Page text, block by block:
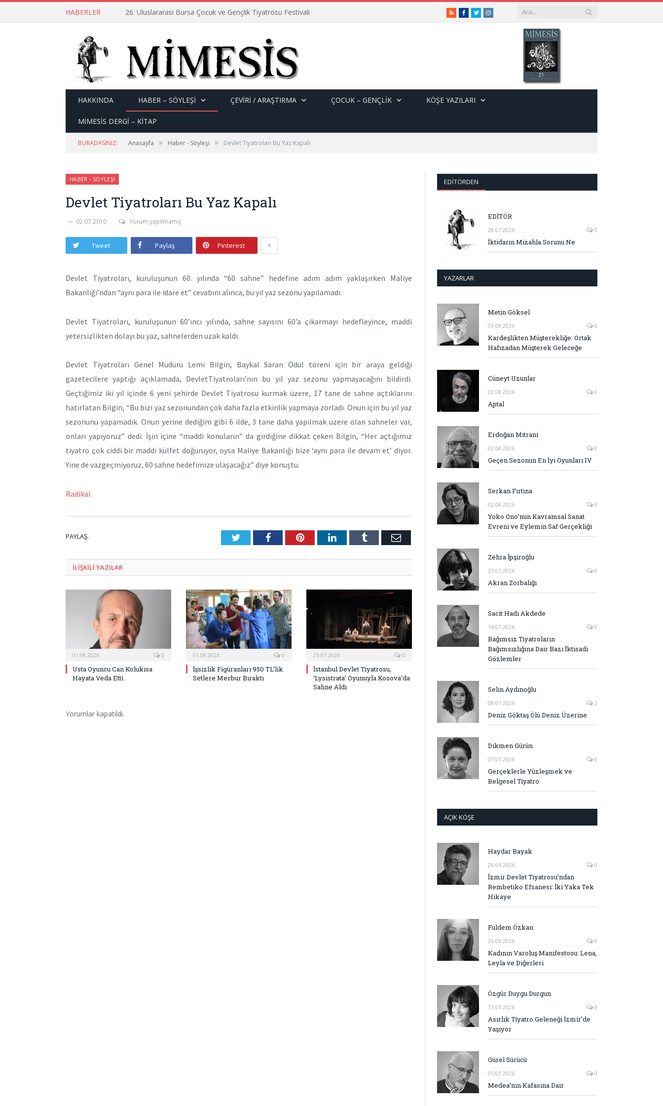
HABERLER 26. Uluslararası Bursa Çocuk ve Gençlik Tiyatrosu Festivali RSSFacebook
TwitterInstagram
HAKKINDA HABER – SÖYLEŞI ÇEVİRİ / ARAŞTIRMA ÇOCUK – GENÇLIK KÖŞE YAZILARI
MİMESİS DERGİ – KİTAP
BURADASINIZ: Anasayfa » Haber - Söyleşi » Devlet Tiyatroları Bu Yaz Kapalı
HABER - SÖYLEŞI
Devlet Tiyatroları Bu Yaz Kapalı
02.07.2010 Yorum yapılmamış
Tweet Paylaş Pinterest +
Devlet Tiyatroları, kuruluşunun 60. yılında “60 sahne” hedefine adım adım yaklaşırken Maliye
Bakanlığı’ndan “aynı para ile idare et” cevabını alınca, bu yıl yaz sezonu yapılamadı.
Devlet Tiyatroları, kuruluşunun 60’ıncı yılında, sahne sayısını 60’a çıkarmayı hedefleyince, maddi
yetersizlikten dolayı bu yaz, sahnelerden uzak kaldı.
Devlet Tiyatroları Genel Müdürü Lemi Bilgin, Baykal Saran Ödül töreni için bir araya geldiği
gazetecilere yaptığı açıklamada, DevletTiyatroları’nın bu yıl yaz sezonu yapmayacağını bildirdi.
Geçtiğimiz iki yıl içinde 6 yeni şehirde Devlet Tiyatrosu kurmak üzere, 17 tane de sahne açtıklarını
hatırlatan Bilgin, “Bu bizi yaz sezonundan çok daha fazla etkinlik yapmaya zorladı. Onun için bu yıl yaz
sezonunu yapamadık. Onun yerine dediğim gibi 6 ilde, 3 tane daha yapılmak üzere olan sahneler var,
onları yapıyoruz” dedi. İşin içine “maddi konuların” da girdiğine dikkat çeken Bilgin, “Her açtığımız
tiyatro çok ciddi bir maddi külfet doğuruyor, oysa Maliye Bakanlığı bize ‘aynı para ile devam et’ diyor.
Yine de vazgeçmiyoruz, 60 sahne hedefimize ulaşacağız” diye konuştu.
Radikal
PAYLAŞ. TwitterFacebookPinterestLinkedInTumblr E-
ILIŞKILI YAZILAR
01.08.2026 0
Usta Oyuncu Can Kolukısa
Hayata Veda Etti
01.08.2026 0
İşsizlik Figüranları 950 TL’lik
Setlere Mecbur Bıraktı
25.07.2026 0
İstanbul Devlet Tiyatrosu,
‘Lysistrata’ Oyunuyla Kosova’da
Sahne Aldı
Yorumlar kapatıldı.
EDITÖRDEN
EDİTÖR
28.07.2026 0
İktidarın Mizahla Sorunu Ne
YAZARLAR
Metin Göksel
03.08.2026 0
Kardeşlikten Müşterekliğe: Ortak
Hafızadan Müşterek Geleceğe
Cüneyt Uzunlar
02.08.2026 0
Aptal
Erdoğan Mitrani
02.08.2026 0
Geçen Sezonun En İyi Oyunları IV
Serkan Fırtına
02.08.2026 0
Yoko Ono’nun Kavramsal Sanat
Evreni ve Eylemin Saf Gerçekliği
Zehra İpşiroğlu
27.07.2026 0
Akran Zorbalığı
Sacit Hadi Akdede
14.07.2026 0
Bağımsız Tiyatroların
Bağımsızlığına Dair Bazı İktisadi
Gözlemler
Selin Aydınoğlu
08.07.2026 2
Deniz Göktaş Ölü Deniz Üzerine
Dikmen Gürün
07.07.2026 0
Gerçeklerle Yüzleşmek ve
Belgesel Tiyatro
AÇIK KÖŞE
Haydar Bayak
29.04.2026 0
İzmir Devlet Tiyatrosu’ndan
Rembetiko Efsanesi: İki Yaka Tek
Hikaye
Fuldem Özkan
26.03.2026 0
Kadının Varoluş Manifestosu: Lena,
Leyla ve Diğerleri
Özgür Duygu Durgun
13.03.2026 0
Asırlık Tiyatro Geleneği İzmir’de
Yaşıyor
Gürel Sürücü
05.03.2026 0
Medea’nın Kafasına Dair